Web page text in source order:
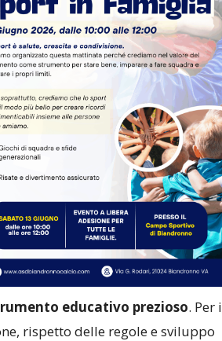
educativo prezioso. Per i
rispetto delle regole e sviluppo